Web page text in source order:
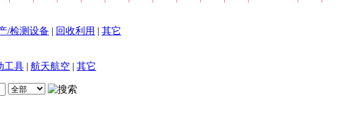
/检测设备 | 回收利用 | 其它
工具 | 航天航空 | 其它